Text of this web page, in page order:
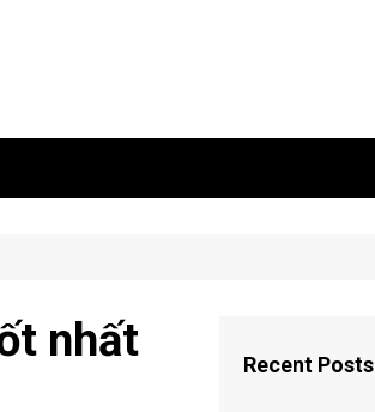
nhất
Recent Posts